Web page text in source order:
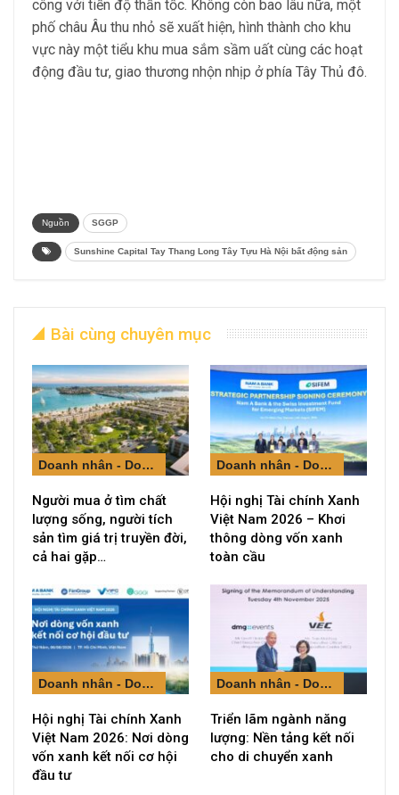
công với tiến độ thần tốc. Không còn bao lâu nữa, một
phố châu Âu thu nhỏ sẽ xuất hiện, hình thành cho khu
vực này một tiểu khu mua sắm sầm uất cùng các hoạt
động đầu tư, giao thương nhộn nhịp ở phía Tây Thủ đô.
Nguồn SGGP
Sunshine Capital Tay Thang Long Tây Tựu Hà Nội bất động sản
Bài cùng chuyên mục
Doanh nhân - Doanh nghiệp
Người mua ở tìm chất
lượng sống, người tích
sản tìm giá trị truyền đời,
cả hai gặp…
Doanh nhân - Doanh nghiệp
Hội nghị Tài chính Xanh
Việt Nam 2026 – Khơi
thông dòng vốn xanh
toàn cầu
Doanh nhân - Doanh nghiệp
Hội nghị Tài chính Xanh
Việt Nam 2026: Nơi dòng
vốn xanh kết nối cơ hội
đầu tư
Doanh nhân - Doanh nghiệp
Triển lãm ngành năng
lượng: Nền tảng kết nối
cho di chuyển xanh